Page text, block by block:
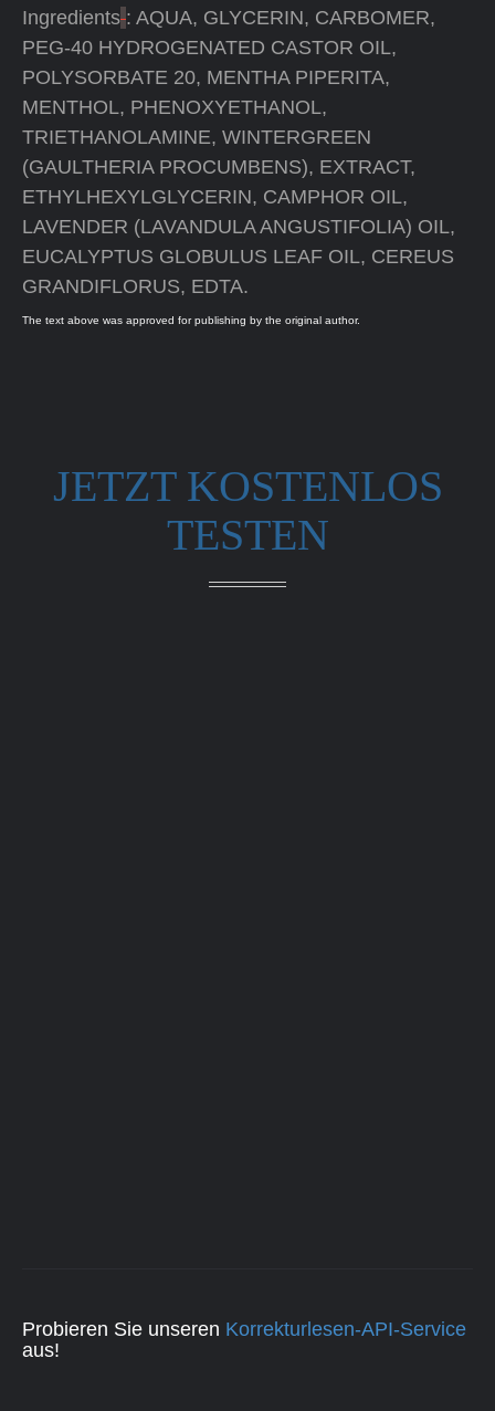
Ingredients : AQUA, GLYCERIN, CARBOMER,
PEG-40 HYDROGENATED CASTOR OIL,
POLYSORBATE 20, MENTHA PIPERITA,
MENTHOL, PHENOXYETHANOL,
TRIETHANOLAMINE, WINTERGREEN
(GAULTHERIA PROCUMBENS), EXTRACT,
ETHYLHEXYLGLYCERIN, CAMPHOR OIL,
LAVENDER (LAVANDULA ANGUSTIFOLIA) OIL,
EUCALYPTUS GLOBULUS LEAF OIL, CEREUS
GRANDIFLORUS, EDTA.
The text above was approved for publishing by the original author.
JETZT KOSTENLOS
TESTEN
Probieren Sie unseren Korrekturlesen-API-Service
aus!